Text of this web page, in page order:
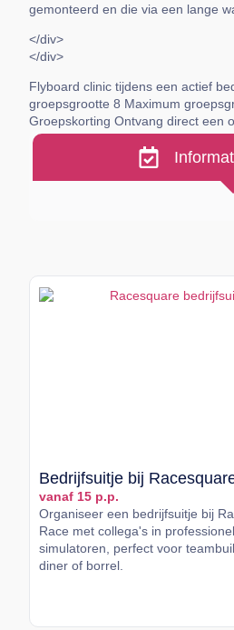
gemonteerd en die via een lange
</div>
</div>
Flyboard clinic tijdens een actief
groepsgrootte 8 Maximum
Groepskorting Ontvang direct een
Bedrijfsuitje bij
vanaf 15 p.p.
Organiseer een bedrijfsuitje bij
Race met collega's in
simulatoren, perfect voor
diner of borrel.